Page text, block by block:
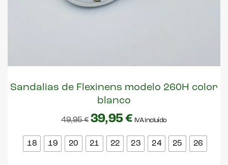
Sandalias de Flexinens modelo 260H color
blanco
49,95€ 39,95€ IVA incluído
18 19 20 21 22 23 24 25 26